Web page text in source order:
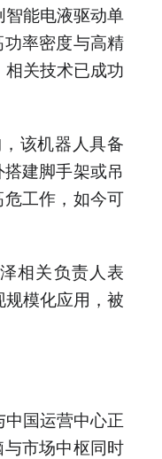
能电液驱动单
率密度与高精
关技术已成功
该机器人具备
建脚手架或吊
工作，如今可
相关负责人表
模化应用，被
国运营中心正
市场中枢同时